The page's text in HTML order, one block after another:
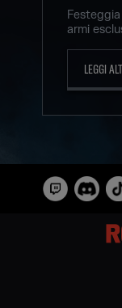
armi
LEGGI